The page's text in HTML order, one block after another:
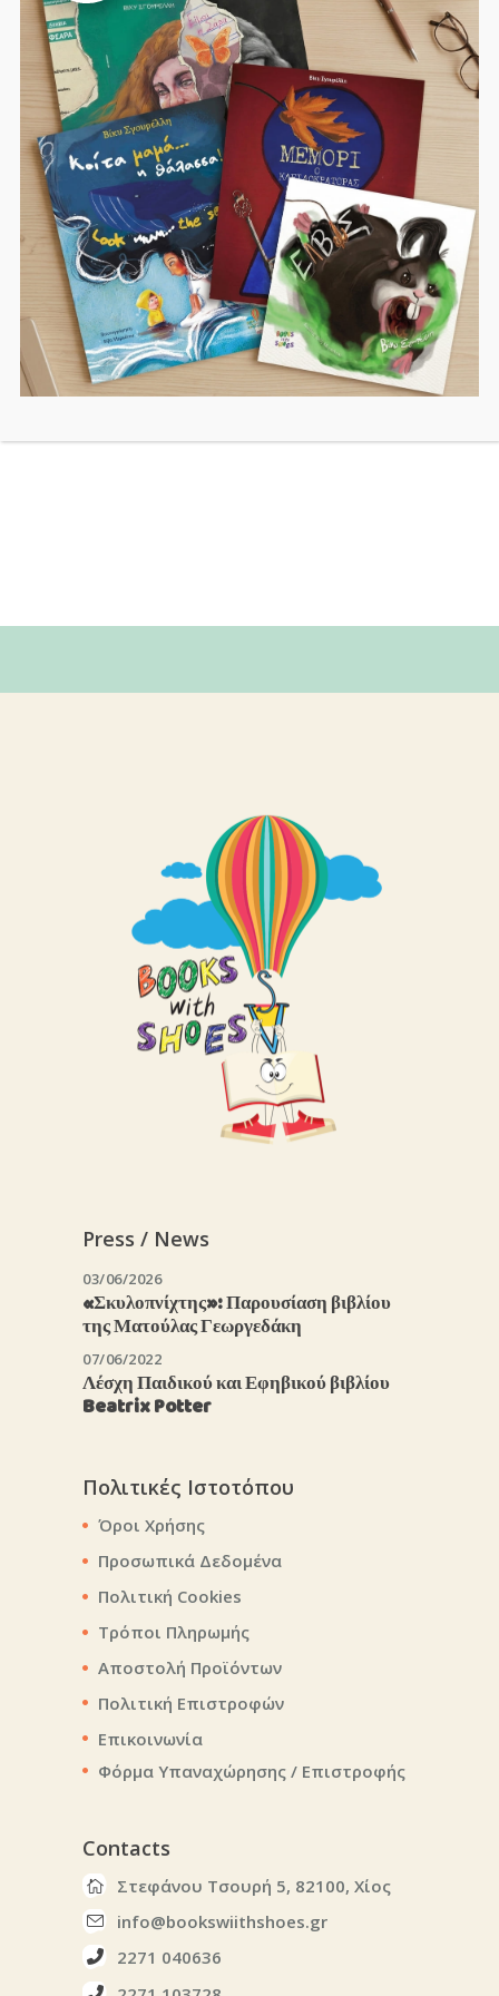
Press / News
03/06/2026
«Σκυλοπνίχτης»: Παρουσίαση βιβλίου
της Ματούλας Γεωργεδάκη
07/06/2022
Λέσχη Παιδικού και Εφηβικού βιβλίου
Beatrix Potter
Πολιτικές Ιστοτόπου
Όροι Χρήσης
Προσωπικά Δεδομένα
Πολιτική Cookies
Τρόποι Πληρωμής
Αποστολή Προϊόντων
Πολιτική Επιστροφών
Επικοινωνία
Φόρμα Υπαναχώρησης / Επιστροφής
Contacts
Στεφάνου Τσουρή 5, 82100, Χίος
info@bookswiithshoes.gr
2271 040636